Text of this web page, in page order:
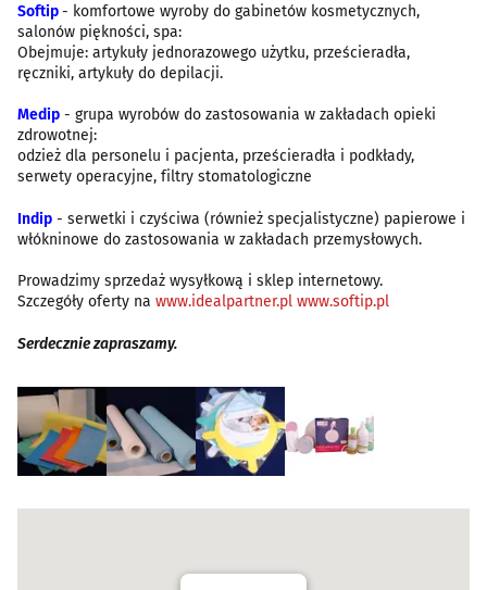
Softip- komfortowe wyroby do gabinetów kosmetycznych,
salonów piękności, spa:
Obejmuje: artykuły jednorazowego użytku, prześcieradła,
ręczniki, artykuły do depilacji.
Medip - grupa wyrobów do zastosowania w zakładach opieki
zdrowotnej:
odzież dla personelu i pacjenta, prześcieradła i podkłady,
serwety operacyjne, filtry stomatologiczne
Indip - serwetki i czyściwa (również specjalistyczne) papierowe i
włókninowe do zastosowania w zakładach przemysłowych.
Prowadzimy sprzedaż wysyłkową i sklep internetowy.
Szczegóły oferty na www.idealpartner.pl www.softip.pl
Serdecznie zapraszamy.